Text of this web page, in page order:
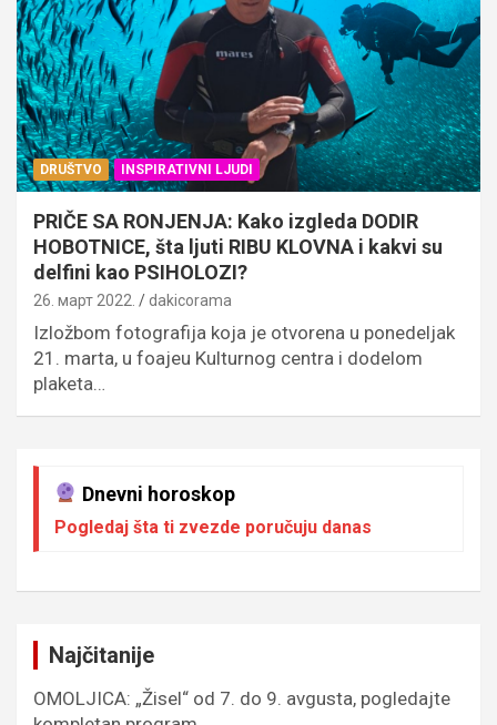
DRUŠTVO INSPIRATIVNI LJUDI
PRIČE SA RONJENJA: Kako izgleda DODIR
HOBOTNICE, šta ljuti RIBU KLOVNA i kakvi su
delfini kao PSIHOLOZI?
26. март 2022. dakicorama
Izložbom fotografija koja je otvorena u ponedeljak
21. marta, u foajeu Kulturnog centra i dodelom
plaketa…
Dnevni horoskop
Pogledaj šta ti zvezde poručuju danas
Najčitanije
OMOLJICA: „Žisel“ od 7. do 9. avgusta, pogledajte